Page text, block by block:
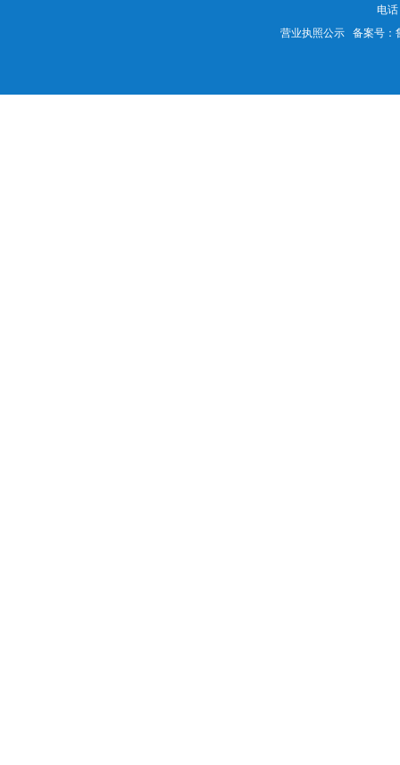
电话
营业执照公示备案号：鲁